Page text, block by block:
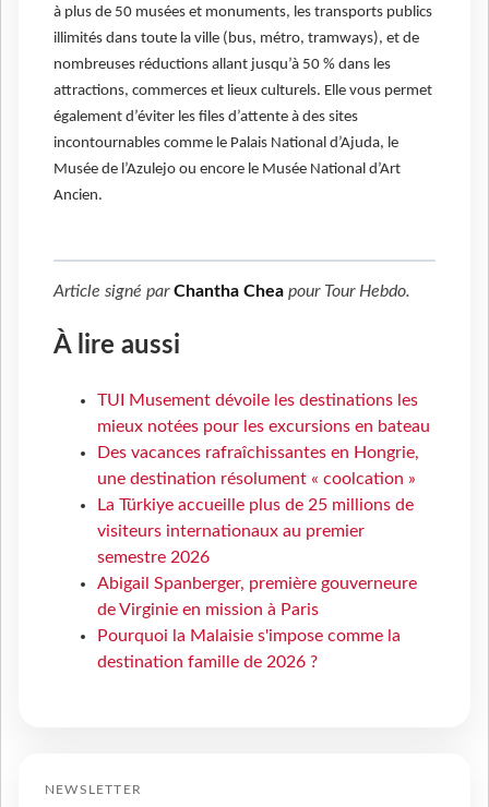
à plus de 50 musées et monuments, les transports publics
illimités dans toute la ville (bus, métro, tramways), et de
nombreuses réductions allant jusqu’à 50 % dans les
attractions, commerces et lieux culturels. Elle vous permet
également d’éviter les files d’attente à des sites
incontournables comme le Palais National d’Ajuda, le
Musée de l’Azulejo ou encore le Musée National d’Art
Ancien.
Article signé parChantha Chea pour Tour Hebdo.
À lire aussi
TUI Musement dévoile les destinations les
mieux notées pour les excursions en bateau
Des vacances rafraîchissantes en Hongrie,
une destination résolument « coolcation »
La Türkiye accueille plus de 25 millions de
visiteurs internationaux au premier
semestre 2026
Abigail Spanberger, première gouverneure
de Virginie en mission à Paris
Pourquoi la Malaisie s'impose comme la
destination famille de 2026 ?
NEWSLETTER